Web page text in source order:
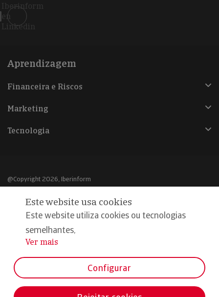
Iberinform
en
Linkedin
Aprendizagem
Financeira e Riscos
Marketing
Tecnologia
@Copyright 2026, Iberinform
Aviso legal
Política de cookies
Declaração de privacidade
Este website usa cookies
Este website utiliza cookies ou tecnologias
semelhantes,
...
Ver mais
Configurar